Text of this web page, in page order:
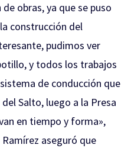
obras, ya que se puso
construcción del
pudimos ver
y todos los trabajos
de conducción que
Salto, luego a la Presa
en tiempo y forma»,
aseguró que